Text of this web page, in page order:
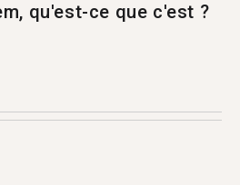
qu'est-ce que c'est ?
Chaque mois, plus de 500